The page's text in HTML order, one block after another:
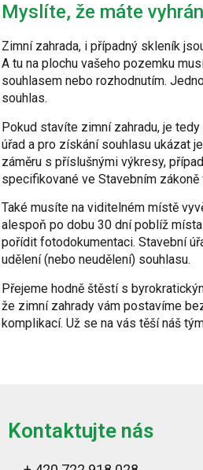
Myslíte, že máte
Zimní zahrada, i případný skleník
A tu na plochu vašeho pozemku
souhlasem nebo rozhodnutím.
souhlas.
Pokud stavíte zimní zahradu, je
úřad a pro získání souhlasu ukázat
záměru s příslušnými výkresy,
specifikované ve Stavebním
Také musíte na viditelném místě
alespoň po dobu 30 dní poblíž
pořídit fotodokumentaci. Stavební
udělení (nebo neudělení) souhlasu.
Přejeme hodně štěstí s
že zimní zahrady vám postavíme
komplikací. Už se na vás těší náš
Kontaktujte nás